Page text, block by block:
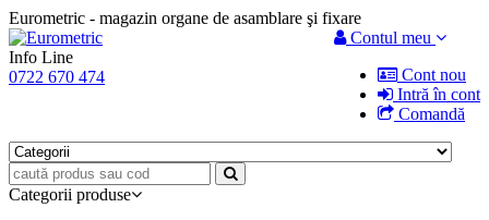
Eurometric - magazin organe de asamblare şi fixare
Contul meu
Cont nou
Intră în cont
Comandă
Info Line
0722 670 474
Categorii produse